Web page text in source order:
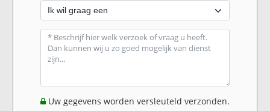
Uw gegevens worden versleuteld verzonden.